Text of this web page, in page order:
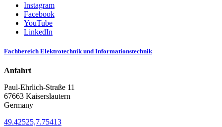
Instagram
Facebook
YouTube
LinkedIn
Fachbereich Elektrotechnik und Informationstechnik
Anfahrt
Paul-Ehrlich-Straße 11
67663 Kaiserslautern
Germany
49.42525,7.75413